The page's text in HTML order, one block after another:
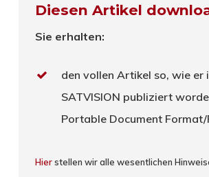
Diesen Artikel
Sie erhalten:
den vollen Artikel so, wie er
SATVISION publiziert
Portable Document Format/
Hierstellen wir alle wesentlichen